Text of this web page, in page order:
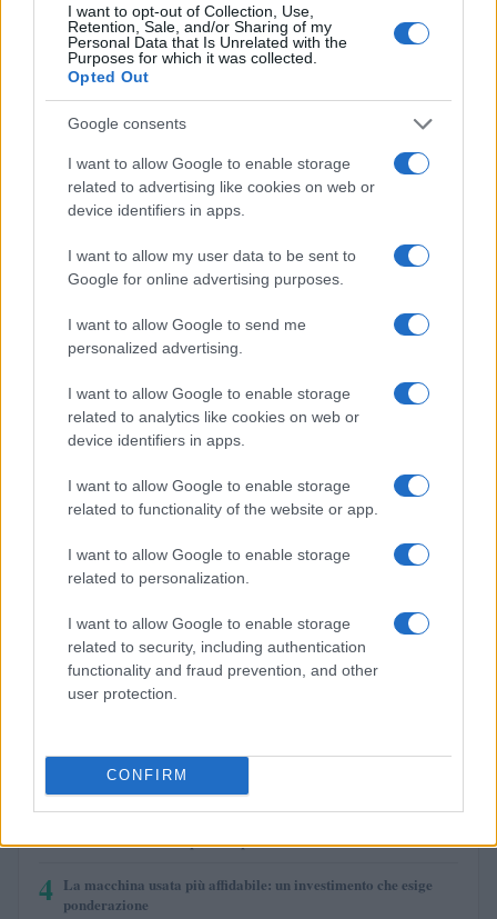
I want to opt-out of Collection, Use,
Retention, Sale, and/or Sharing of my
Personal Data that Is Unrelated with the
Purposes for which it was collected.
Opted Out
Google consents
I want to allow Google to enable storage
related to advertising like cookies on web or
device identifiers in apps.
I want to allow my user data to be sent to
Google for online advertising purposes.
I want to allow Google to send me
personalized advertising.
I want to allow Google to enable storage
related to analytics like cookies on web or
device identifiers in apps.
I want to allow Google to enable storage
related to functionality of the website or app.
I want to allow Google to enable storage
related to personalization.
I want to allow Google to enable storage
related to security, including authentication
functionality and fraud prevention, and other
user protection.
CONFIRM
Epoch Island
(EPOCH)
$0.032
Stride Staked Injective
Vested XOR
(JDB)
FibSwap DEX
(FIBO)
$0.0085
TruFin Staked APT
(TRUAPT)
$8.02
kpk ETH Prime $2,036.25
PIÙ LETTI
2 Tirocinio extra-curriculare: guida pratica per laureati
3 concessionaria o un prestito personale?
4 La macchina usata più affidabile: un investimento che esige
ponderazione